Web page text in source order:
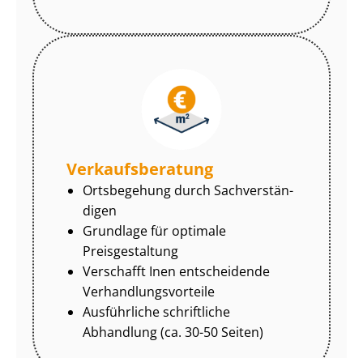
Ver­kaufs­be­ra­tung
Ortsbegehung durch Sach­ver­stän­
di­gen
Grundlage für optimale
Preisgestaltung
Verschafft Inen entscheidende
Ver­hand­lungs­vor­tei­le
Ausführliche schriftliche
Abhandlung (ca. 30-50 Seiten)